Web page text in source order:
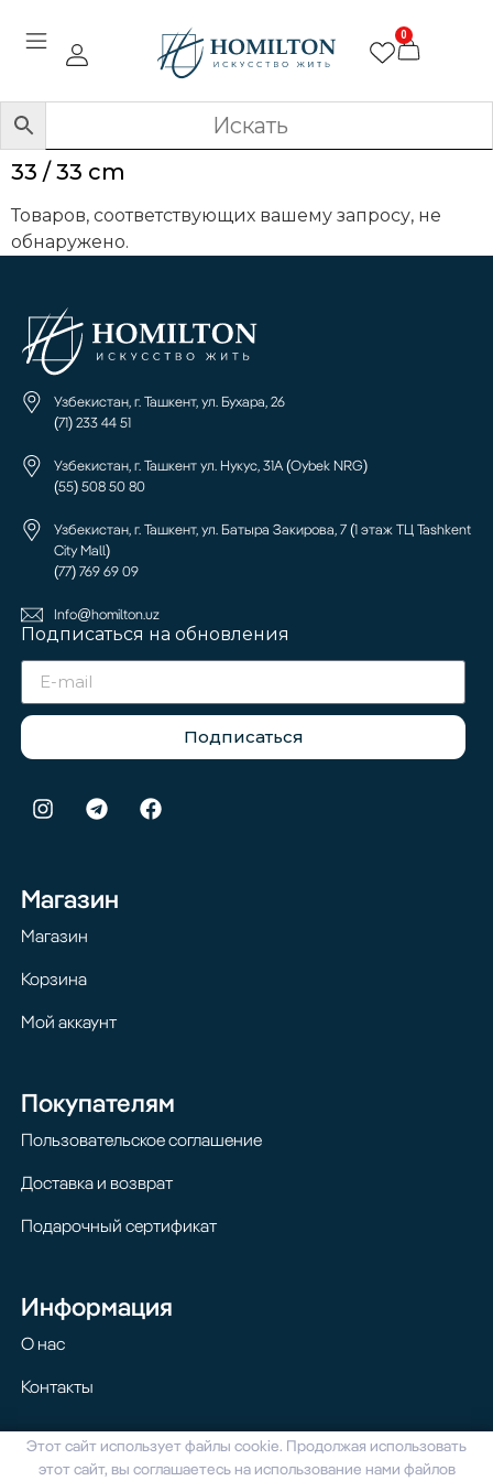
0
33 / 33 cm
Товаров, соответствующих вашему запросу, не
обнаружено.
Узбекистан, г. Ташкент, ул. Бухара, 26
(71) 233 44 51
Узбекистан, г. Ташкент ул. Нукус, 31А (Oybek NRG)
(55) 508 50 80
Узбекистан, г. Ташкент, ул. Батыра Закирова, 7 (1 этаж ТЦ Tashkent
City Mall)
(77) 769 69 09
Info@homilton.uz
Подписаться на обновления
Подписаться
Магазин
Магазин
Корзина
Мой аккаунт
Покупателям
Пользовательское соглашение
Доставка и возврат
Подарочный сертификат
Информация
О нас
Контакты
© 2024 Homilton. Все права защищены
Этот сайт использует файлы cookie. Продолжая использовать
этот сайт, вы соглашаетесь на использование нами файлов